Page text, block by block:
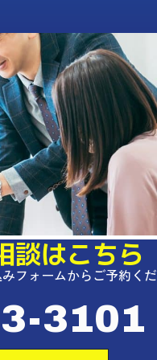
談はこちら
フォームからご予約く
3101